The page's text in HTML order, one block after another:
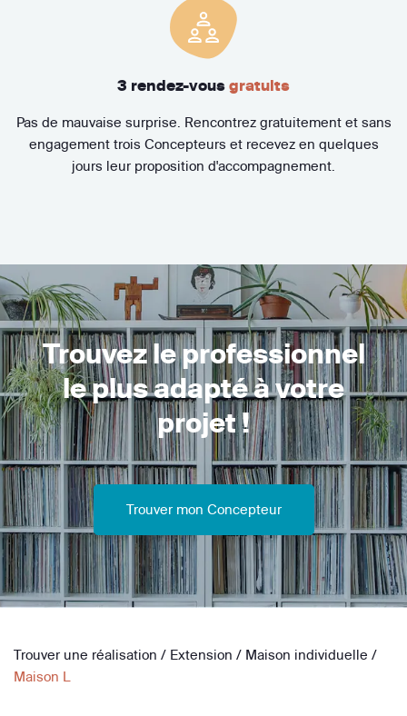
3 rendez-vous gratuits
Pas de mauvaise surprise. Rencontrez gratuitement et sans
engagement trois Concepteurs et recevez en quelques
jours leur proposition d'accompagnement.
Trouvez le professionnel
le plus adapté à votre
projet !
Trouver mon Concepteur
Trouver une réalisation / Extension / Maison individuelle /
Maison L